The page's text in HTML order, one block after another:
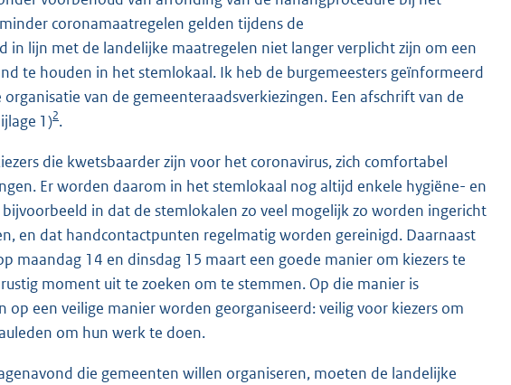
coronamaatregelen gelden tijdens de
in lijn met de landelijke maatregelen niet langer verplicht zijn om een
te houden in het stemlokaal. Ik heb de burgemeesters geïnformeerd
van de gemeenteraadsverkiezingen. Een afschrift van de
1)2.
die kwetsbaarder zijn voor het coronavirus, zich comfortabel
Er worden daarom in het stemlokaal nog altijd enkele hygiëne- en
in dat de stemlokalen zo veel mogelijk zo worden ingericht
en dat handcontactpunten regelmatig worden gereinigd. Daarnaast
maandag 14 en dinsdag 15 maart een goede manier om kiezers te
moment uit te zoeken om te stemmen. Op die manier is
een veilige manier worden georganiseerd: veilig voor kiezers om
om hun werk te doen.
die gemeenten willen organiseren, moeten de landelijke